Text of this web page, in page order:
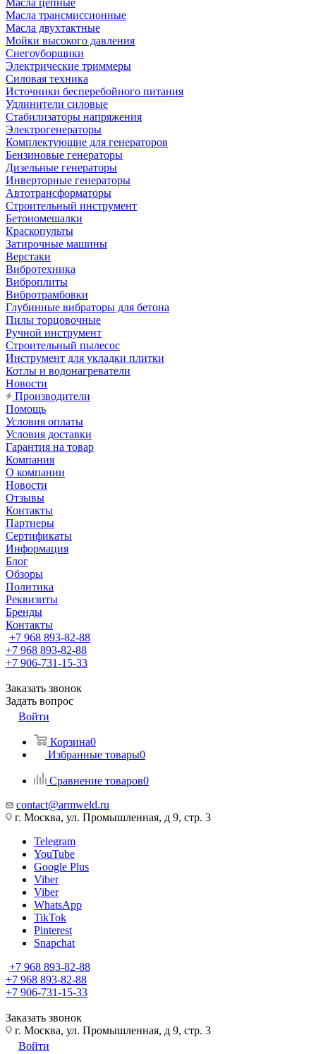
Масла цепные
Масла трансмиссионные
Масла двухтактные
Мойки высокого давления
Снегоуборщики
Электрические триммеры
Силовая техника
Источники бесперебойного питания
Удлинители силовые
Стабилизаторы напряжения
Электрогенераторы
Комплектующие для генераторов
Бензиновые генераторы
Дизельные генераторы
Инверторные генераторы
Автотрансформаторы
Строительный инструмент
Бетономешалки
Краскопульты
Затирочные машины
Верстаки
Вибротехника
Виброплиты
Вибротрамбовки
Глубинные вибраторы для бетона
Пилы торцовочные
Ручной инструмент
Строительный пылесос
Инструмент для укладки плитки
Котлы и водонагреватели
Новости
Производители
Помощь
Условия оплаты
Условия доставки
Гарантия на товар
Компания
О компании
Новости
Отзывы
Контакты
Партнеры
Сертификаты
Информация
Блог
Обзоры
Политика
Реквизиты
Бренды
Контакты
+7 968 893-82-88
+7 968 893-82-88
+7 906-731-15-33
Заказать звонок
Задать вопрос
Войти
Корзина0
Избранные товары0
Сравнение товаров0
contact@armweld.ru
г. Москва, ул. Промышленная, д 9, стр. 3
Telegram
YouTube
Google Plus
Viber
Viber
WhatsApp
TikTok
Pinterest
Snapchat
+7 968 893-82-88
+7 968 893-82-88
+7 906-731-15-33
Заказать звонок
г. Москва, ул. Промышленная, д 9, стр. 3
Войти